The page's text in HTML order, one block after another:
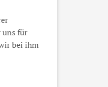
uns für
bei ihm